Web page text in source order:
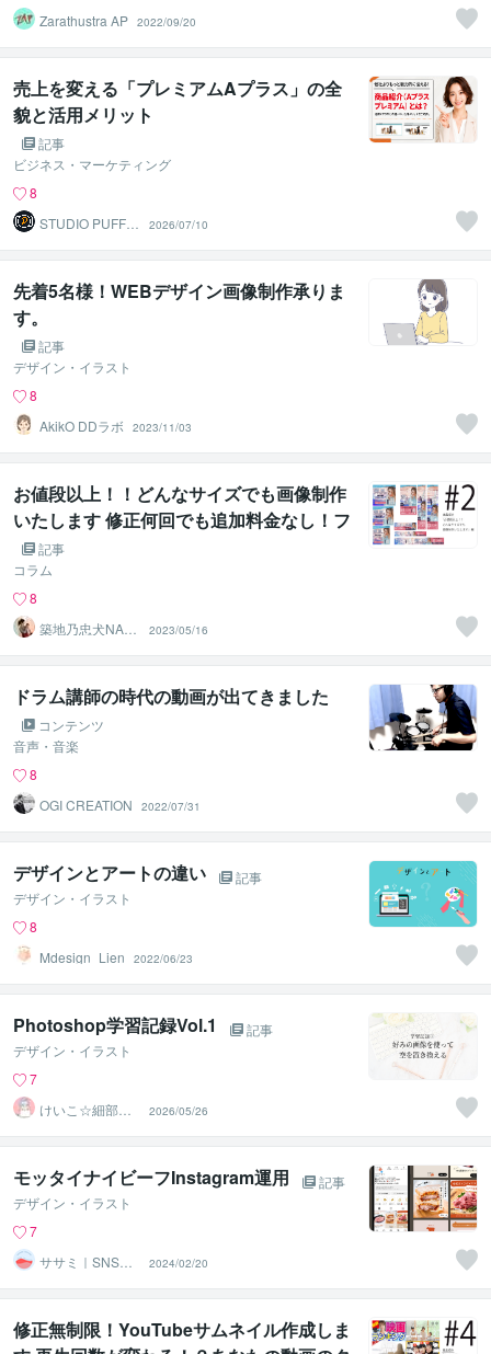
Zarathustra AP 2022/09/20
売上を変える「プレミアムAプラス」の全
貌と活用メリット
記事
ビジネス・マーケティング
8
STUDIO PUFF
フ）
2026/07/10
先着5名様！WEBデザイン画像制作承りま
す。
記事
デザイン・イラスト
8
AkikO DDラボ
2023/11/03
お値段以上！！どんなサイズでも画像制作
いたします 修正何回でも追加料金なし！フ
リー素材もこちらで用意します！
記事
コラム
8
築地乃忠犬NAN
A公
2023/05/16
ドラム講師の時代の動画が出てきました
コンテンツ
音声・音楽
8
OGI CREATION
2022/07/31
デザインとアートの違い
記事
デザイン・イラスト
8
Mdesign_Lien
2022/06/23
Photoshop学習記録Vol.1
記事
デザイン・イラスト
7
けいこ☆細部ま
でこだわるWeb
デザイン
2026/05/26
モッタイナイビーフInstagram運用
記事
デザイン・イラスト
7
ササミ｜SNS運
用・広告・OTA
集客
2024/02/20
修正無制限！YouTubeサムネイル作成しま